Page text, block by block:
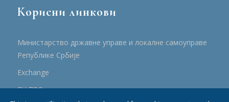
Корисни линкови
Министарство државне управе и локалне самоуправе
Републике Србије
Еxchange
ЕУ ПРО